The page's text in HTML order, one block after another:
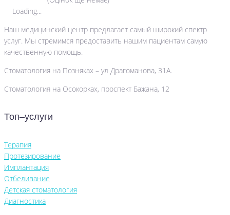
Loading...
Наш медицинский центр предлагает самый широкий спектр
услуг. Мы стремимся предоставить нашим пациентам самую
качественную помощь.
Стоматология на Позняках – ул Драгоманова, 31А.
Стоматология на Осокорках, проспект Бажана, 12
Топ–услуги
Терапия
Протезирование
Имплантация
Отбеливание
Детская стоматология
Диагностика